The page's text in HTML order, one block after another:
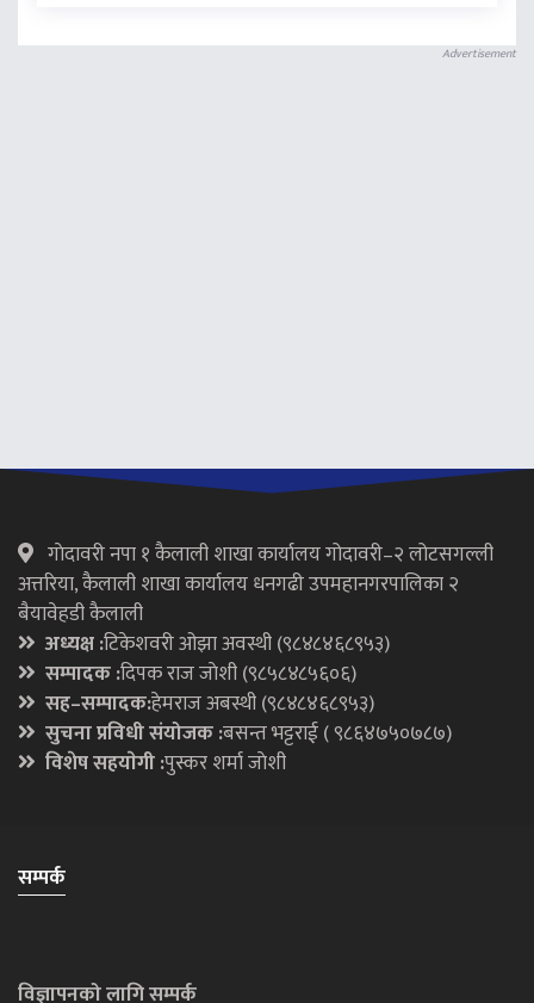
Advertisement
गाेदावरी नपा १ कैलाली शाखा कार्यालय गोदावरी–२ लोटसगल्ली
अत्तरिया, कैलाली शाखा कार्यालय धनगढी उपमहानगरपालिका २
बैयावेहडी कैलाली
अध्यक्ष :टिकेशवरी ओझा अवस्थी (९८४८४६८९५३)
सम्पादक :दिपक राज जाेशी (९८५८४८५६०६)
सह–सम्पादक:हेमराज अबस्थी (९८४८४६८९५३)
सुचना प्रविधी संयोजक :बसन्त भट्टराई ( ९८६४७५०७८७)
विशेष सहयाेगी :पुस्कर शर्मा जाेशी
सम्पर्क
विज्ञापनको लागि सम्पर्क